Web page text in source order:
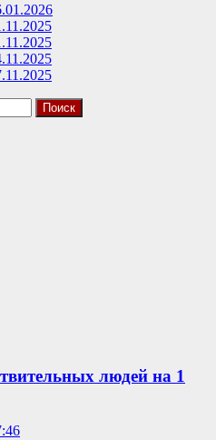
людей на 1